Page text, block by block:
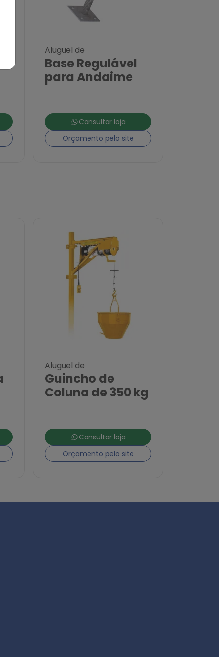
Aluguel de
Base Regulável
para Andaime
Consultar loja
Orçamento pelo site
Aluguel de
Guincho de
Coluna de 350 kg
Consultar loja
Orçamento pelo site